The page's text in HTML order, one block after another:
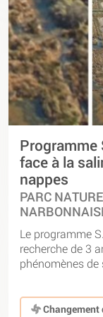
Programme
face à la
nappes
PARC
Le programme
recherche de 3
phénomènes